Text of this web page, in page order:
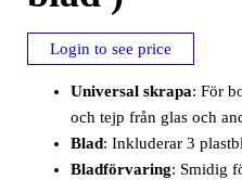
Login to see price
Universal skrapa: För
och tejp från glas och
Blad: Inkluderar 3
Bladförvaring: Smidig